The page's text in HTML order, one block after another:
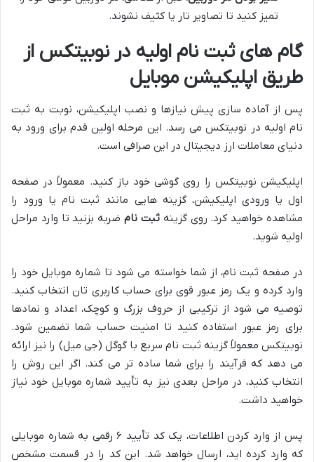
تمیز کنید تا تصاویر تار یا کثیف نشوند.
گام های ثبت نام اولیه در نوبیتکس از
طریق اپلیکیشن موبایل
پس از آماده سازی پیش نیازها و نصب اپلیکیشن، نوبت به ثبت
نام اولیه در نوبیتکس می رسد. این مرحله اولین قدم برای ورود به
دنیای معاملات ارز دیجیتال در این صرافی است.
اپلیکیشن نوبیتکس را روی گوشی خود باز کنید. معمولاً در صفحه
اول یا ورودی اپلیکیشن، گزینه هایی مانند ثبت نام یا ورود را
مشاهده خواهید کرد. روی گزینهثبت نامضربه بزنید تا وارد مراحل
اولیه شوید.
در صفحه ثبت نام، از شما خواسته می شود تا شماره موبایل خود را
وارد کرده و یک رمز عبور قوی برای حساب کاربری تان انتخاب کنید.
توصیه می شود از ترکیبی از حروف بزرگ و کوچک، اعداد و نمادها
برای رمز عبور استفاده کنید تا امنیت حساب شما تضمین شود.
نوبیتکس معمولاً گزینه ثبت نام سریع با گوگل (جی میل) را نیز ارائه
می دهد که فرآیند را برای شما ساده تر می کند. اگر این روش را
انتخاب کنید، در مراحل بعدی نیز به تأیید شماره موبایل خود نیاز
خواهید داشت.
پس از وارد کردن اطلاعات، یک کد تأیید ۶ رقمی به شماره موبایلی
که وارد کرده اید، ارسال خواهد شد. این کد را در قسمت مشخص